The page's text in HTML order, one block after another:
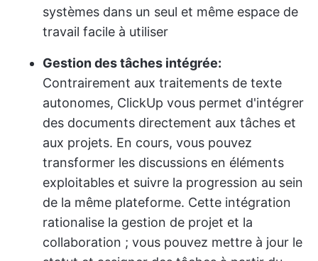
systèmes dans un seul et même espace de
travail facile à utiliser
Gestion des tâches intégrée:
Contrairement aux traitements de texte
autonomes, ClickUp vous permet d'intégrer
des documents directement aux tâches et
aux projets. En cours, vous pouvez
transformer les discussions en éléments
exploitables et suivre la progression au sein
de la même plateforme. Cette intégration
rationalise la gestion de projet et la
collaboration ; vous pouvez mettre à jour le